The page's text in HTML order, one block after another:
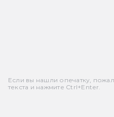
Если вы нашли опечатку,
текста и нажмите Ctrl+Enter.